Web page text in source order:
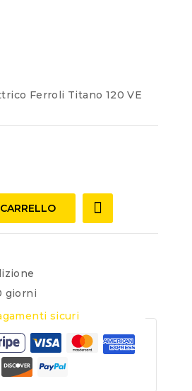
Ferroli Titano 120 VE
giorni
sicuri